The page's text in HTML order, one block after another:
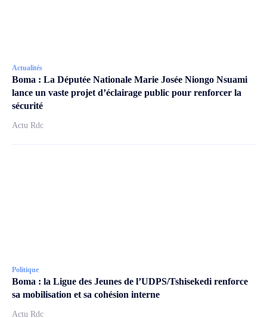
Actualités
Boma : La Députée Nationale Marie Josée Niongo Nsuami
lance un vaste projet d’éclairage public pour renforcer la
sécurité
Actu Rdc
Politique
Boma : la Ligue des Jeunes de l’UDPS/Tshisekedi renforce
sa mobilisation et sa cohésion interne
Actu Rdc